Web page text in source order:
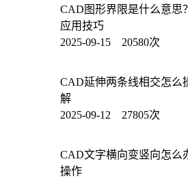
CAD图形界限是什么意思
应用技巧
2025-09-15 20580次
CAD延伸两条线相交怎么
解
2025-09-12 27805次
CAD文字横向变竖向怎么
操作